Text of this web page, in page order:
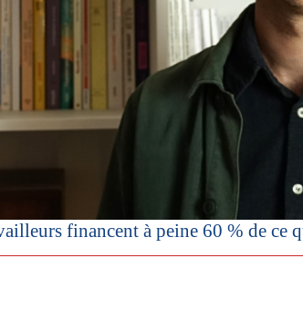
financent à peine 60 % de ce